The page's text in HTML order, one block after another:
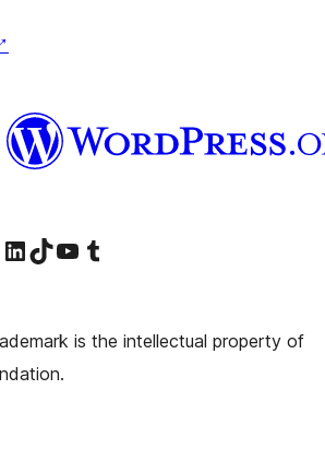
LinkedIn アカウントへTikTok アカウントへYouTube チャンネルへ Tumblr アカウントへ
is the intellectual property of